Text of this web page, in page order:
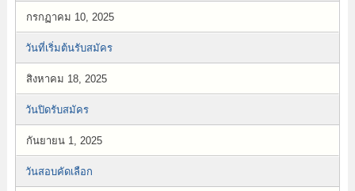
กรกฏาคม 10, 2025
วันที่เริ่มต้นรับสมัคร
สิงหาคม 18, 2025
วันปิดรับสมัคร
กันยายน 1, 2025
วันสอบคัดเลือก